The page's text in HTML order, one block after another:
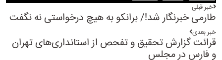
خبر قبلی
طارمی خبرنگار شد!/ برانکو به هیچ درخواستی نه نگفت
خبر بعدی
قرائت گزارش تحقیق و تفحص از استانداری‌های تهران
و فارس در مجلس